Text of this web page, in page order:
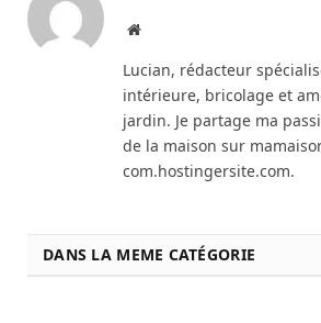
Website
Lucian, rédacteur
intérieure, bricolage et
jardin. Je partage ma
de la maison sur
com.hostingersite.com.
DANS LA MEME CATÉGORIE